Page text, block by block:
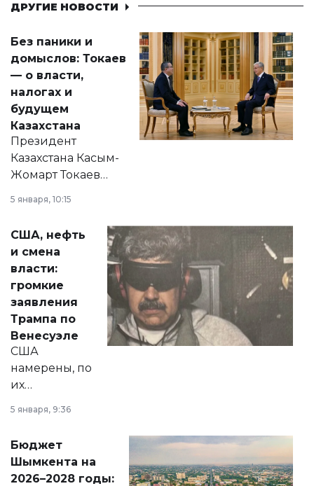
ДРУГИЕ НОВОСТИ
Без паники и
домыслов: Токаев
— о власти,
налогах и
будущем
Казахстана
Президент
Казахстана Касым-
Жомарт Токаев
сразу несколько
актуальных тем —
от слухов о
политических
реформах до
вопросов армии,
экономики и
личного здоровья.
5 января, 10:15
США, нефть
и смена
власти:
громкие
заявления
Трампа по
Венесуэле
США
намерены, по
их
принести
народу
Венесуэлы.
5 января, 9:36
Бюджет
Шымкента на
2026–2028 годы: